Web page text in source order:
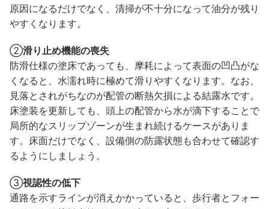
原因になるだけでなく、清掃が不十分になって油分が残り
やすくなります。
②滑り止め機能の喪失
防滑仕様の塗床であっても、摩耗によって表面の凹凸がな
くなると、水濡れ時に極めて滑りやすくなります。なお、
見落とされがちなのが配管の断熱欠損による結露水です。
床塗装を更新しても、頭上の配管から水が滴下することで
局所的なスリップゾーンが生まれ続けるケースがありま
す。床面だけでなく、設備側の防露状態も合わせて確認す
るようにしましょう。
③視認性の低下
通路を示すラインが消えかかっていると、歩行者とフォー